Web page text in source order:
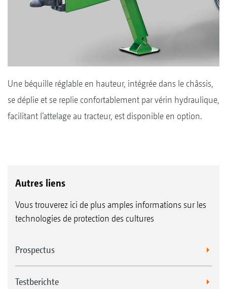
Une béquille réglable en hauteur, intégrée dans le châssis,
se déplie et se replie confortablement par vérin hydraulique,
facilitant l‘attelage au tracteur, est disponible en option.
Autres liens
Vous trouverez ici de plus amples informations sur les
technologies de protection des cultures
Prospectus
Testberichte